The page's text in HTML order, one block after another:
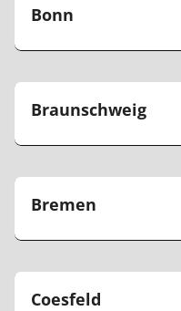
Bonn
Braunschweig
Bremen
Coesfeld